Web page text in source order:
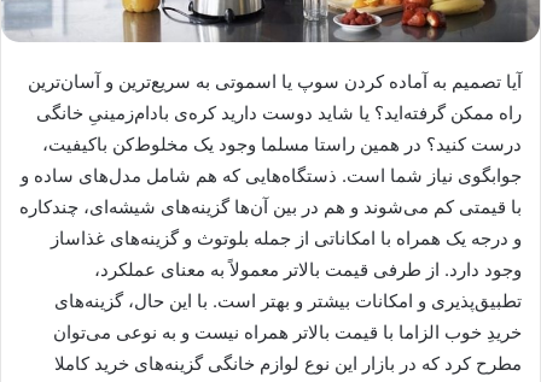
آیا تصمیم به آماده کردن سوپ یا اسموتی به سریع‌ترین و آسان‌ترین
راه ممکن گرفته‌اید؟ یا شاید دوست دارید کره‌ی بادام‌زمینیِ خانگی
درست کنید؟ در همین راستا مسلما وجود یک مخلوط‌کن باکیفیت،
جوابگوی نیاز شما است. ذستگاه‌هایی که هم شامل مدل‌های ساده و
با قیمتی کم می‌شوند و هم در بین آن‌ها گزینه‌های شیشه‌ای، چندکاره
و درجه یک همراه با امکاناتی از جمله بلوتوث و گزینه‌های غذاساز
وجود دارد. از طرفی قیمت بالاتر معمولاً به معنای عملکرد،
تطبیق‌پذیری و امکانات بیشتر و بهتر است. با این حال، گزینه‌های
خریدِ خوب الزاما با قیمت بالاتر همراه نیست و به نوعی می‌توان
مطرح کرد که در بازار این نوع لوازم خانگی گزینه‌های خرید کاملا